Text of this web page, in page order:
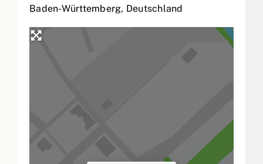
Baden-Württemberg, Deutschland